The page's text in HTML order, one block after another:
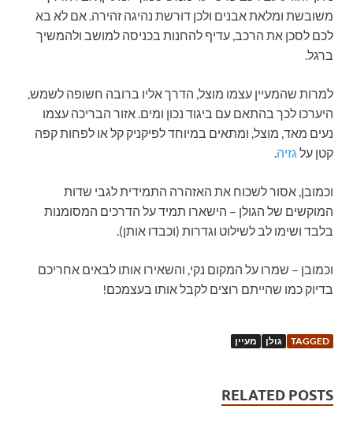
משובשת ומלאת אבנים ולכן דורשת נהיגה זהירה. אם לא בא
לכם לסכן את הרכב, עדיף להחנות בכניסה למושב ולהמשיך
ברגל.
למרות שהמעיין עצמו מוצל, הדרך אליו ברובה חשופה לשמש,
היערכו לכך בהתאם עם ביגוד נכון ומים. אזור הבריכה עצמו
נעים מאד, מוצל, ומתאים במיוחד לפיקניק קל או לפחות קפה
קטן על גזיה.
וכמובן, אסור לשכוח את האזהרה התמידית לגבי שדות
המוקשים של הגולן – הישארו תמיד על הדרכים המסומנות
בלבד ושימו לב לשילוט וגדרות (וכבדו אותן).
וכמובן – שמרו על המקום נקי, והשאירו אותו לבאים אחריכם
בדיוק כמו שהייתם רוצים לקבל אותו בעצמכם!
TAGGED גולן מעיין
RELATED POSTS